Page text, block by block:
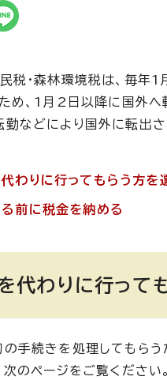
税・森林環境税は、毎
め、1月2日以降に国外へ
などにより国外に転出
わりに行ってもらう方を
前に税金を納める
代わりに行って
手続きを処理してもら
次のページをご覧ください。